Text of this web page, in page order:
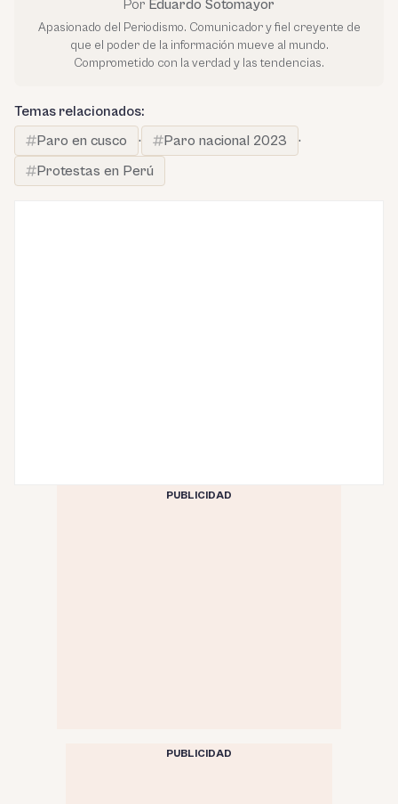
Por Eduardo Sotomayor
Apasionado del Periodismo. Comunicador y fiel creyente de
que el poder de la información mueve al mundo.
Comprometido con la verdad y las tendencias.
Temas relacionados:
Paro en cusco
· Paro nacional 2023
·
Protestas en Perú
PUBLICIDAD
PUBLICIDAD